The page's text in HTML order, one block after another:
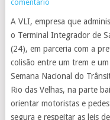
comentário
A VLI, empresa que
o Terminal Integrador de
(24), em parceria com a
colisão entre um trem e
Semana Nacional do
Rio das Velhas, na parte
orientar motoristas e
segura e respeitar as leis